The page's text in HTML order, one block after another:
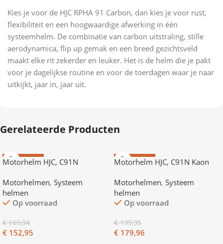
Kies je voor de HJC RPHA 91 Carbon, dan kies je voor rust,
flexibiliteit en een hoogwaardige afwerking in één
systeemhelm. De combinatie van carbon uitstraling, stille
aerodynamica, flip up gemak en een breed gezichtsveld
maakt elke rit zekerder en leuker. Het is de helm die je pakt
voor je dagelijkse routine en voor de toerdagen waar je naar
uitkijkt, jaar in, jaar uit.
Gerelateerde Producten
AANBIEDING
Motorhelm HJC, C91N
Motorhelmen, Systeem
helmen
Op voorraad
€169,94
€ 152,95
AANBIEDING
Motorhelm HJC, C91N Kaon
Motorhelmen, Systeem
helmen
Op voorraad
€199,95
€ 179,96